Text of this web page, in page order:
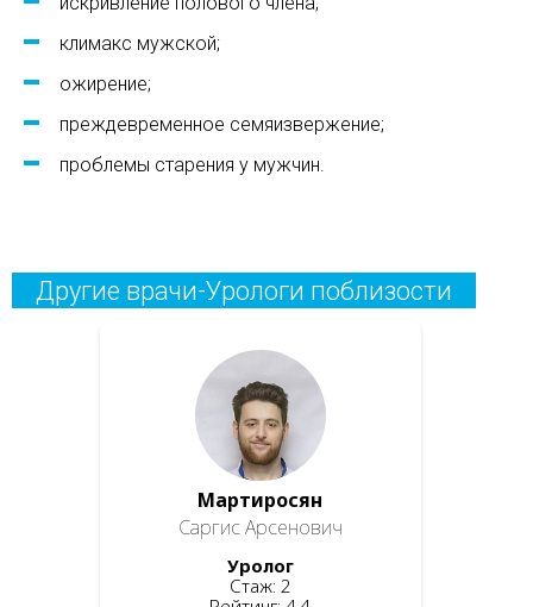
климакс мужской;
ожирение;
преждевременное семяизвержение;
проблемы старения у мужчин.
Другие врачи-Урологи поблизости
Мартиросян
Саргис Арсенович
Уролог
Стаж: 2